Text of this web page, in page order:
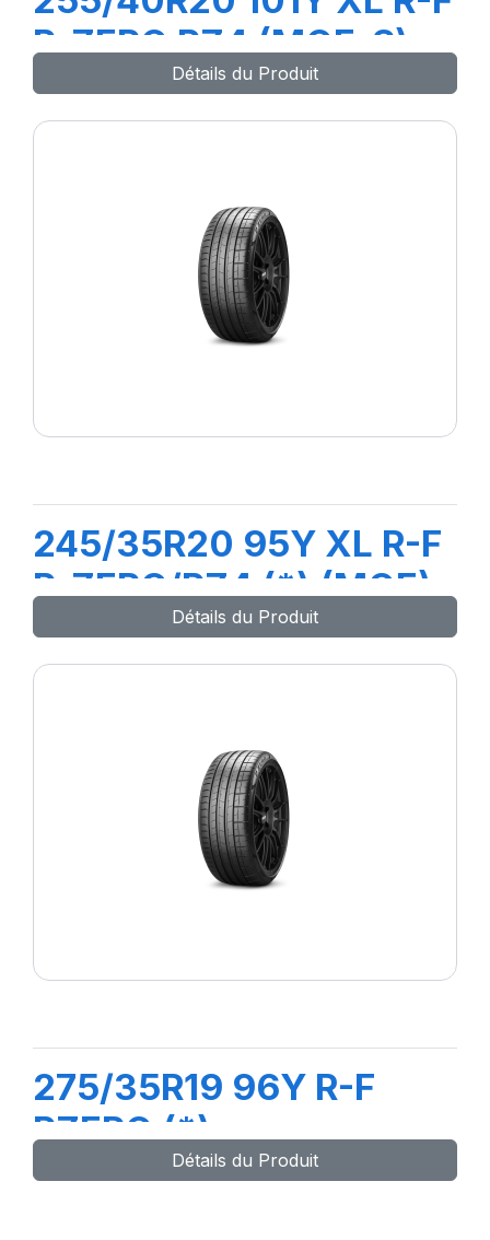
P-ZERO PZ4 (MOE-S)
ncs
Détails du Produit
245/35R20 95Y XL R-F
P-ZERO/PZ4 (*) (MOE)
Détails du Produit
275/35R19 96Y R-F
PZERO (*)
Détails du Produit